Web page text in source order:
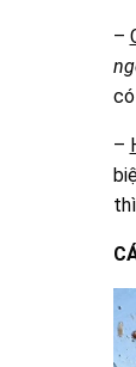
–
–